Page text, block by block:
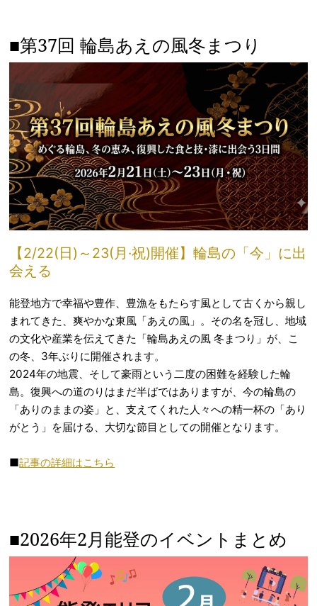
■第37回 輪島あえの風冬まつり
【2/22(日)～23(月·祝)開催】輪島の「今」に出
会える
能登地方で幸福や豊作、豊漁をもたらす風として古くから親し
まれてきた、爽やかな東風「あえの風」。その名を冠し、地域
の文化や産業を伝えてきた「輪島あえの風 冬まつり」が、こ
の冬、3年ぶりに開催されます。
2024年の地震、そして豪雨という二度の困難を経験した輪
島。復興への道のりはまだ半ばではありますが、今の輪島の
「ありのままの姿」と、支えてくれた人々への精一杯の「あり
がとう」を届ける、大切な節目としての開催となります。
■記事の詳細はこちら
■2026年2月能登のイベントまとめ